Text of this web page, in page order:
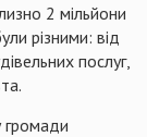
2 мільйони
різними: від
послуг,
громади